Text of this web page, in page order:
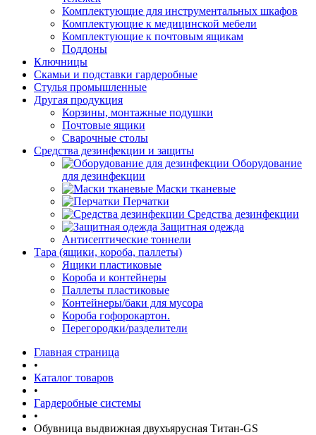
Комплектующие для инструментальных шкафов
Комплектующие к медицинской мебели
Комплектующие к почтовым ящикам
Поддоны
Ключницы
Скамьи и подставки гардеробные
Стулья промышленные
Другая продукция
Корзины, монтажные подушки
Почтовые ящики
Сварочные столы
Средства дезинфекции и защиты
Оборудование
для дезинфекции
Маски тканевые
Перчатки
Средства дезинфекции
Защитная одежда
Антисептические тоннели
Тара (ящики, короба, паллеты)
Ящики пластиковые
Короба и контейнеры
Паллеты пластиковые
Контейнеры/баки для мусора
Короба гофорокартон.
Перегородки/разделители
Главная страница
•
Каталог товаров
•
Гардеробные системы
•
Обувница выдвижная двухъярусная Титан-GS